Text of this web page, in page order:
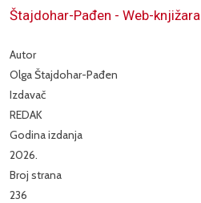
Štajdohar-Pađen - Web-knjižara
Autor
Olga Štajdohar-Pađen
Izdavač
REDAK
Godina izdanja
2026.
Broj strana
236